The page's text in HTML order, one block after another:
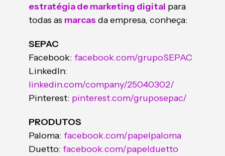
estratégia de marketing digital para
todas as marcas da empresa, conheça:
SEPAC
Facebook: facebook.com/grupoSEPAC
LinkedIn:
linkedin.com/company/25040302/
Pinterest: pinterest.com/gruposepac/
PRODUTOS
Paloma: facebook.com/papelpaloma
Duetto: facebook.com/papelduetto